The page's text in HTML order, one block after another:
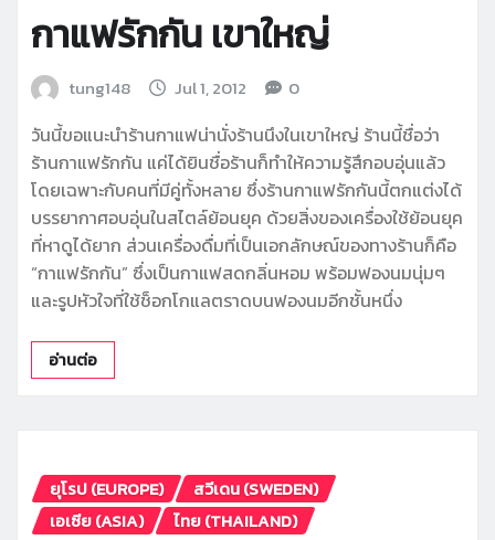
กาแฟรักกัน เขาใหญ่
tung148 Jul 1, 2012 0
วันนี้ขอแนะนำร้านกาแฟน่านั่งร้านนึงในเขาใหญ่ ร้านนี้ชื่อว่า
ร้านกาแฟรักกัน แค่ได้ยินชื่อร้านก็ทำให้ความรู้สึกอบอุ่นแล้ว
โดยเฉพาะกับคนที่มีคู่ทั้งหลาย ซึ่งร้านกาแฟรักกันนี้ตกแต่งได้
บรรยากาศอบอุ่นในสไตล์ย้อนยุค ด้วยสิ่งของเครื่องใช้ย้อนยุค
ที่หาดูได้ยาก ส่วนเครื่องดื่มที่เป็นเอกลักษณ์ของทางร้านก็คือ
“กาแฟรักกัน” ซึ่งเป็นกาแฟสดกลิ่นหอม พร้อมฟองนมนุ่มๆ
และรูปหัวใจที่ใช้ช็อกโกแลตราดบนฟองนมอีกชั้นหนึ่ง
อ่านต่อ
ยุโรป (EUROPE)
สวีเดน (SWEDEN)
เอเซีย (ASIA)
ไทย (THAILAND)